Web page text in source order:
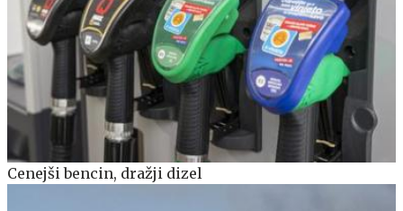
Cenejši bencin, dražji dizel